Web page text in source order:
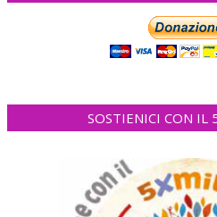
SOSTIENICI CON IL